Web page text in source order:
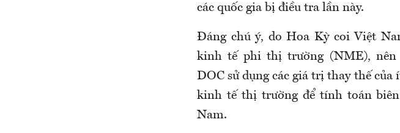
các quốc gia bị điều tra lần này.
Đáng chú ý, do Hoa Kỳ coi Việt
kinh tế phi thị trường (NME), nên
DOC sử dụng các giá trị thay thế của
kinh tế thị trường để tính toán
Nam.